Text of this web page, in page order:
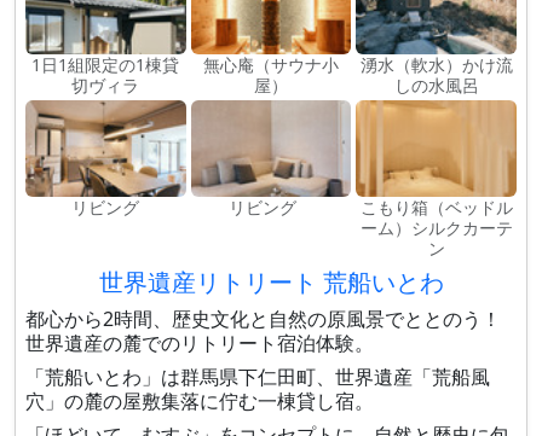
1日1組限定の1棟貸
切ヴィラ
無心庵（サウナ小
屋）
湧水（軟水）かけ流
しの水風呂
リビング リビング
こもり箱（ベッドル
ーム）シルクカーテ
ン
世界遺産リトリート 荒船いとわ
都心から2時間、歴史文化と自然の原風景でととのう！
世界遺産の麓でのリトリート宿泊体験。
「荒船いとわ」は群馬県下仁田町、世界遺産「荒船風
穴」の麓の屋敷集落に佇む一棟貸し宿。